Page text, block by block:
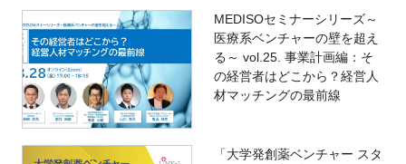
MEDISOセミナーシリーズ～
医療系ベンチャーの壁を超え
る～ vol.25. 事業計画編：そ
の経営者はどこから？経営人
材マッチングの最前線
「大学発創薬ベンチャー スタ